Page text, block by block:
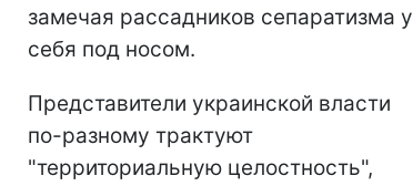
замечая рассадников сепаратизма у
себя под носом.
Представители украинской власти
по-разному трактуют
"территориальную целостность",